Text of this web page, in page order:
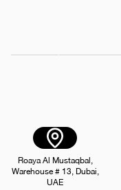
Roaya Al Mustaqbal,
Warehouse # 13, Dubai,
UAE